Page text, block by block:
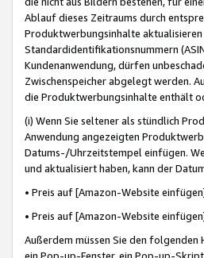
Ablauf dieses Zeitraums durch
Produktwerbungsinhalte
Standardidentifikationsnummern
Kundenanwendung, dürfen
Zwischenspeicher abgelegt werden.
die Produktwerbungsinhalte enthält
(i) Wenn Sie seltener als stündlich
Anwendung angezeigten
Datums-/Uhrzeitstempel einfügen.
und aktualisiert haben, kann der
• Preis auf [Amazon-Website
• Preis auf [Amazon-Website
Außerdem müssen Sie den
ein Pop-up-Fenster, ein Pop-up-